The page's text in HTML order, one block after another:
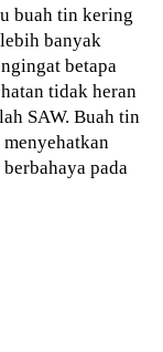
buah tin kering
banyak
betapa
tidak heran
SAW. Buah tin
pada